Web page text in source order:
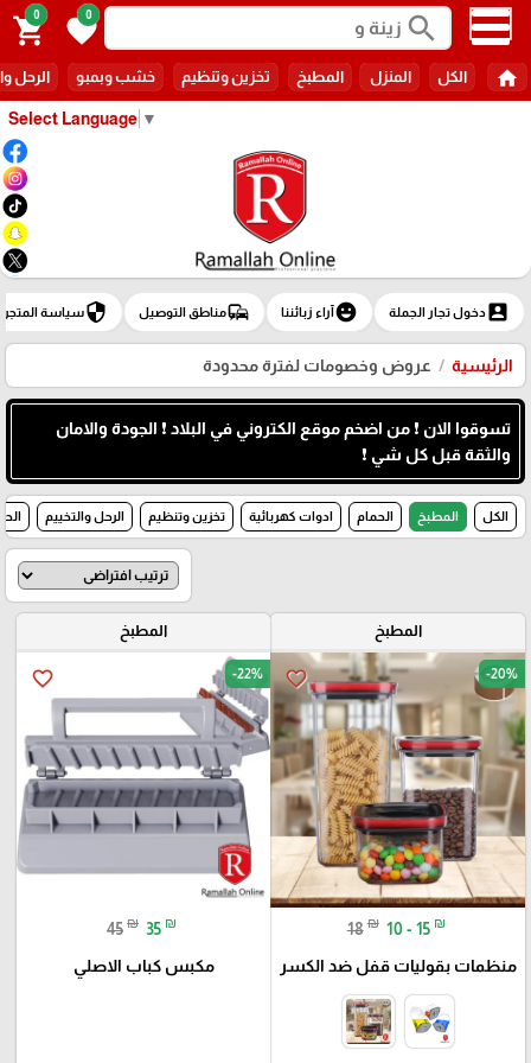
Select Language ▼
search
0
favorite
0
shopping_cart
home الكل المنزل المطبخ تخزين وتنظيم خشب وبمبو الرحل
account_boxدخول تجار الجملة emoji_emotionsآراء زبائننا commuteمناطق التوصيل securityسياسة المتجر
الرئيسية عروض وخصومات لفترة محدودة
تسوقوا الان ❗ من اضخم موقع الكتروني في البلاد ❗ الجودة والامان
والثقة قبل كل شي ❗
الكل المطبخ الحمام ادوات كهربائية تخزين وتنظيم الرحل والتخييم
المطبخ
favorite_border -20%
18 ₪ 10 - 15 ₪
منظمات بقوليات قفل ضد الكسر
المطبخ
favorite_border -22%
45 ₪ 35 ₪
مكبس كباب الاصلي